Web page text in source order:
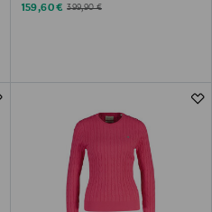
Discounted Price
159,60 € Original Price
399,90 €